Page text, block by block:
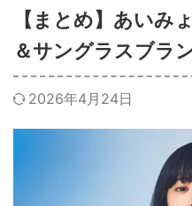
【まとめ】あいみ
＆サングラスブラ
2026年4月24日